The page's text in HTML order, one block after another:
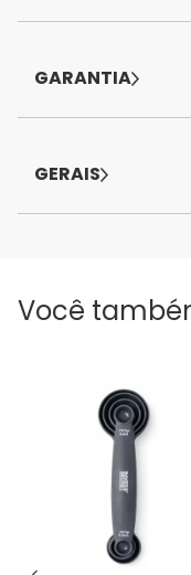
GARANTIA
GERAIS
Você